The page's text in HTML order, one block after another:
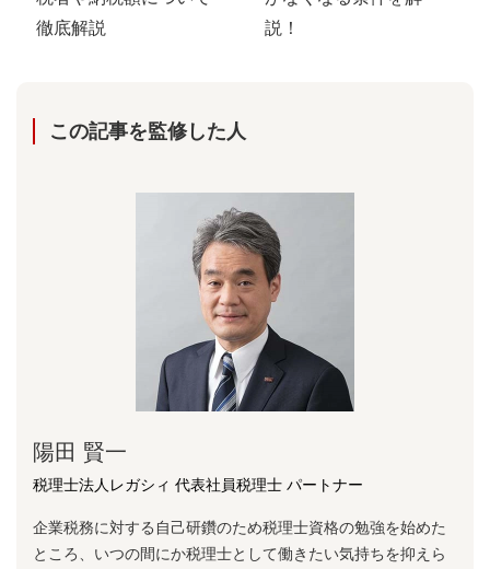
徹底解説
説！
この記事を監修した⼈
陽⽥ 賢⼀
税理士法人レガシィ 代表社員税理士 パートナー
企業税務に対する⾃⼰研鑽のため税理⼠資格の勉強を始めた
ところ、いつの間にか税理⼠として働きたい気持ちを抑えら